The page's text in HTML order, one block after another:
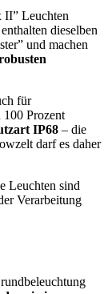
II” Leuchten
dieselben
und machen
für
100 Prozent
IP68 – die
darf es daher
Leuchten sind
Verarbeitung